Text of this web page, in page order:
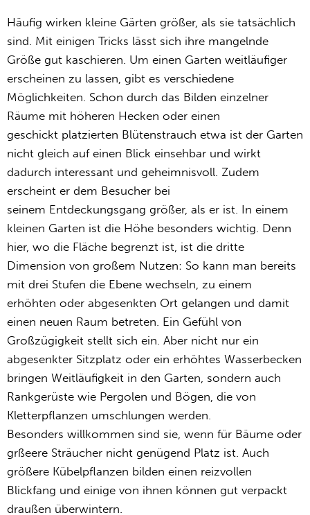
Häufig wirken kleine Gärten größer, als sie tatsächlich
sind. Mit einigen Tricks lässt sich ihre mangelnde
Größe gut kaschieren. Um einen Garten weitläufiger
erscheinen zu lassen, gibt es verschiedene
Möglichkeiten. Schon durch das Bilden einzelner
Räume mit höheren Hecken oder einen
geschickt platzierten Blütenstrauch etwa ist der Garten
nicht gleich auf einen Blick einsehbar und wirkt
dadurch interessant und geheimnisvoll. Zudem
erscheint er dem Besucher bei
seinem Entdeckungsgang größer, als er ist. In einem
kleinen Garten ist die Höhe besonders wichtig. Denn
hier, wo die Fläche begrenzt ist, ist die dritte
Dimension von großem Nutzen: So kann man bereits
mit drei Stufen die Ebene wechseln, zu einem
erhöhten oder abgesenkten Ort gelangen und damit
einen neuen Raum betreten. Ein Gefühl von
Großzügigkeit stellt sich ein. Aber nicht nur ein
abgesenkter Sitzplatz oder ein erhöhtes Wasserbecken
bringen Weitläufigkeit in den Garten, sondern auch
Rankgerüste wie Pergolen und Bögen, die von
Kletterpflanzen umschlungen werden.
Besonders willkommen sind sie, wenn für Bäume oder
grßeere Sträucher nicht genügend Platz ist. Auch
größere Kübelpflanzen bilden einen reizvollen
Blickfang und einige von ihnen können gut verpackt
draußen überwintern.